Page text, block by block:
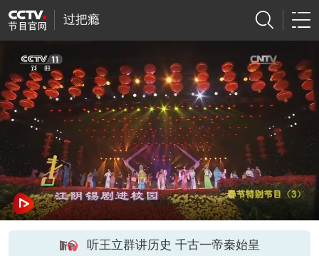
过把瘾
听王立群讲历史 千古一帝秦始皇